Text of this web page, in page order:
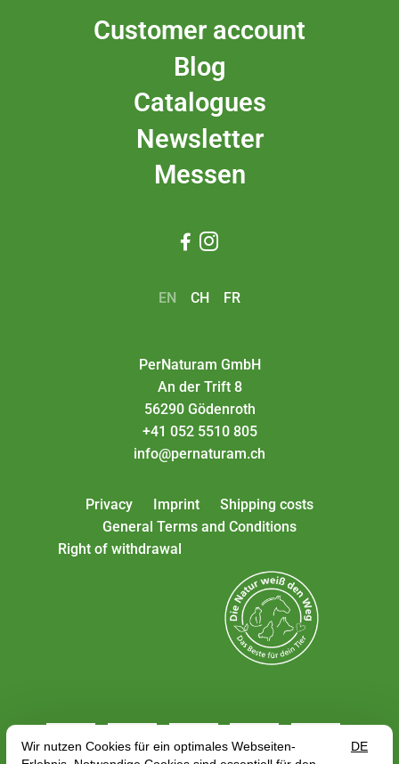
Customer account
Blog
Catalogues
Newsletter
Messen
 
EN CH FR
PerNaturam GmbH
An der Trift 8
56290 Gödenroth
+41 052 5510 805
info@pernaturam.ch
Privacy Imprint
Shipping costs
General Terms and Conditions
Right of withdrawal